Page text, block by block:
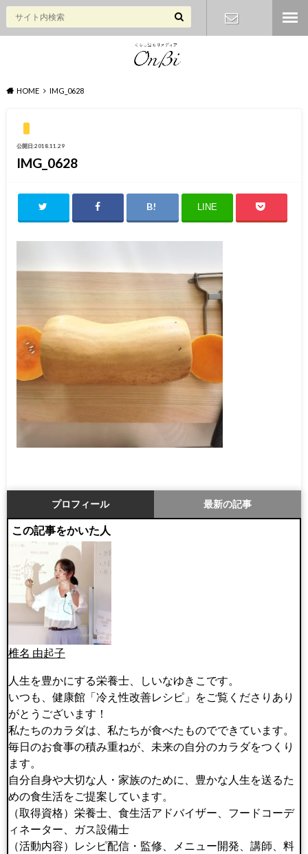
HOME IMG_0628
公開日:2018.11.29
IMG_0628
LINE
プロフィール 最新の記事
この記事をかいた人
椎名 由起子
人生を豊かにする栄養士、しいなゆきこです。
いつも、健康館「冷え性改善レシピ」をご覧くださりあり
がとうございます！
私たちのカラダは、私たちが食べたものでできています。
毎日のお食事の積み重ねが、未来の自分のカラダをつくり
ます。
自分自身や大切な人・家族のために、豊かな人生を送るた
めの食生活をご提案しています。
（取得資格）栄養士、食生活アドバイザー、フードコーデ
ィネーター、ガス設備士
（活動内容）レシピ配信・監修、メニュー開発、講師、料